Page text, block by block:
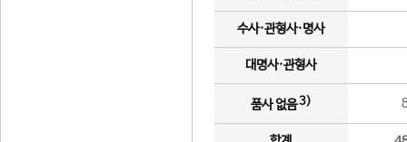
수사·관형사·명사
대명사·관형사
품사 없음3)